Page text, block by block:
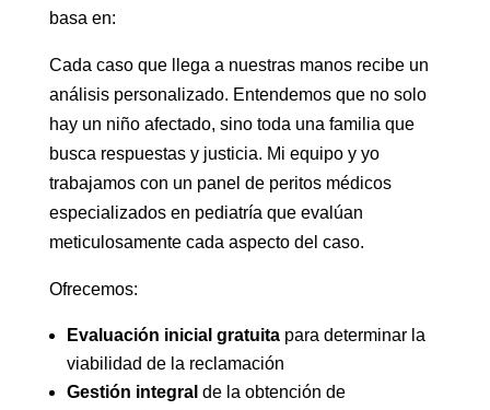
basa en:
Cada caso que llega a nuestras manos recibe un
análisis personalizado. Entendemos que no solo
hay un niño afectado, sino toda una familia que
busca respuestas y justicia. Mi equipo y yo
trabajamos con un panel de peritos médicos
especializados en pediatría que evalúan
meticulosamente cada aspecto del caso.
Ofrecemos:
Evaluación inicial gratuitapara determinar la
viabilidad de la reclamación
Gestión integral de la obtención de